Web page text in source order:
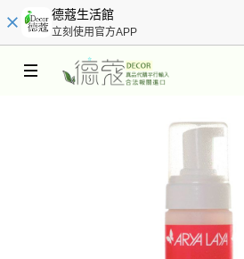
德蔻生活館
立刻使用官方APP